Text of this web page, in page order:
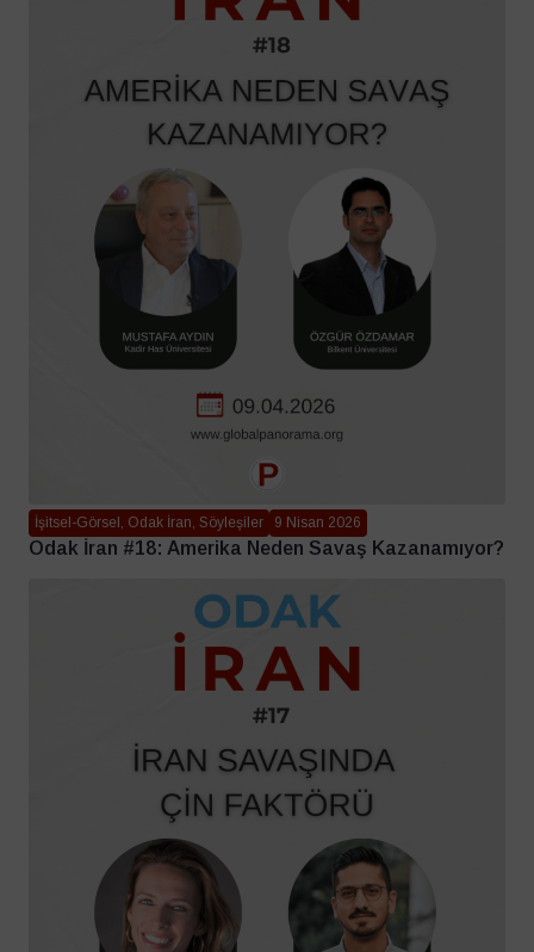
İşitsel-Görsel, Odak İran, Söyleşiler 9 Nisan 2026
Odak İran #18: Amerika Neden Savaş Kazanamıyor?